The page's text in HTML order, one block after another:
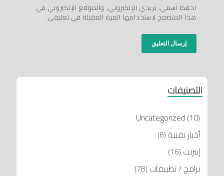
احفظ اسمي، بريدي الإلكتروني، والموقع الإلكتروني في
هذا المتصفح لاستخدامها المرة المقبلة في تعليقي.
التصنيفات
Uncategorized (10)
أخبار تقنية (6)
إنترنت (16)
برامج / تطبيقات (78)